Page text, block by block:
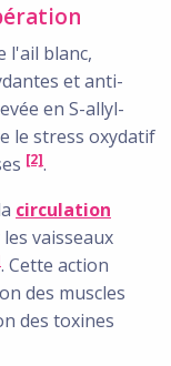
l'ail blanc,
et anti-
en S-allyl-
le stress oxydatif
[2].
circulation
vaisseaux
. Cette action
des muscles
des toxines